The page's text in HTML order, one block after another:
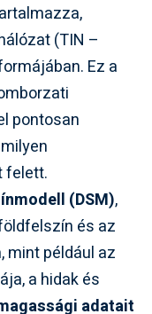
(TIN –
Ez a
pontosan
felett.
(DSM),
és az
mint például az
a hidak és
adatait